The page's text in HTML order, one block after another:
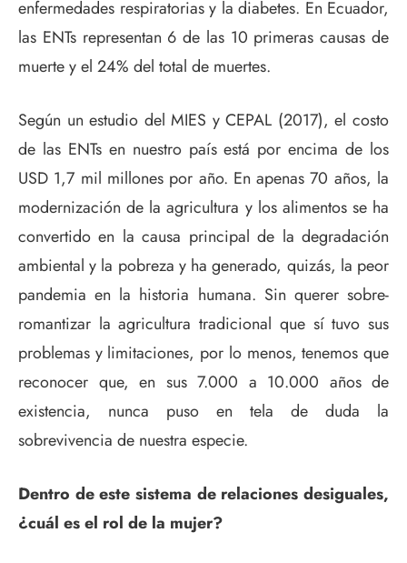
enfermedades respiratorias y la diabetes. En Ecuador,
las ENTs representan 6 de las 10 primeras causas de
muerte y el 24% del total de muertes.
Según un estudio del MIES y CEPAL (2017), el costo
de las ENTs en nuestro país está por encima de los
USD 1,7 mil millones por año. En apenas 70 años, la
modernización de la agricultura y los alimentos se ha
convertido en la causa principal de la degradación
ambiental y la pobreza y ha generado, quizás, la peor
pandemia en la historia humana. Sin querer sobre-
romantizar la agricultura tradicional que sí tuvo sus
problemas y limitaciones, por lo menos, tenemos que
reconocer que, en sus 7.000 a 10.000 años de
existencia, nunca puso en tela de duda la
sobrevivencia de nuestra especie.
Dentro de este sistema de relaciones desiguales,
¿cuál es el rol de la mujer?